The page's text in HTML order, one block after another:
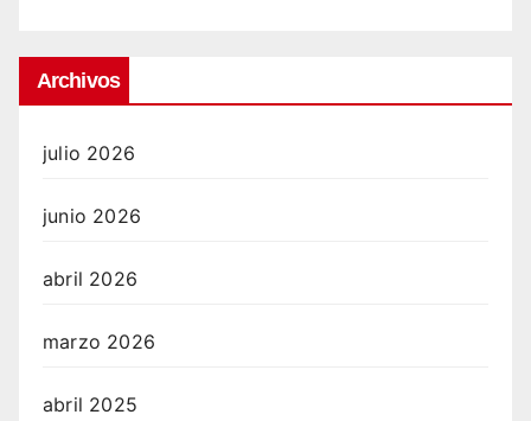
Archivos
julio 2026
junio 2026
abril 2026
marzo 2026
abril 2025